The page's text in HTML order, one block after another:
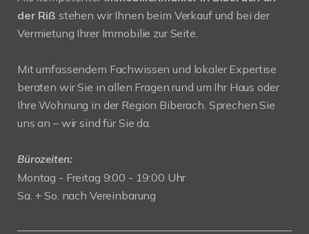
der Riß stehen wir Ihnen beim Verkauf und bei der
Vermietung Ihrer Immobilie zur Seite.
Mit umfassendem Fachwissen und lokaler Expertise
beraten wir Sie in allen Fragen rund um Ihr Haus oder
Ihre Wohnung in der Region Biberach. Sprechen Sie
uns an – wir sind für Sie da.
Bürozeiten:
Montag - Freitag 9:00 - 19:00 Uhr
Sa. + So. nach Vereinbarung